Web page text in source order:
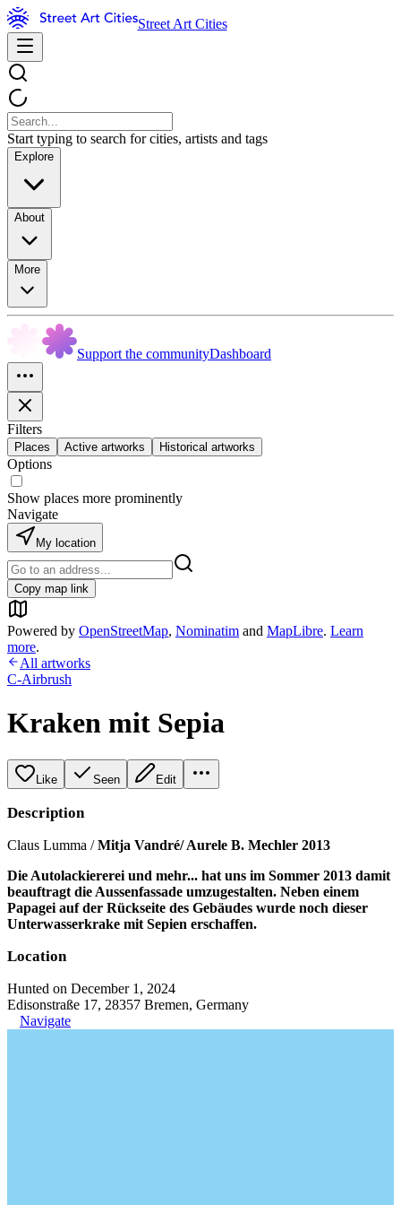
Street Art Cities
Start typing to search for cities, artists and tags
Explore
About
More
Support the communityDashboard
Filters
Places Active artworks Historical artworks
Options
Show places more prominently
Navigate
My location
Copy map link
Powered by OpenStreetMap, Nominatim and MapLibre. Learn
more.
All artworks
C-Airbrush
Kraken mit Sepia
Like Seen Edit
Description
Claus Lumma /Mitja Vandré/ Aurele B. Mechler 2013
Die Autolackiererei und mehr... hat uns im Sommer 2013 damit
beauftragt die Aussenfassade umzugestalten. Neben einem
Papagei auf der Rückseite des Gebäudes wurde noch dieser
Unterwasserkrake mit Sepien erschaffen.
Location
Hunted on December 1, 2024
Edisonstraße 17, 28357 Bremen, Germany
Navigate